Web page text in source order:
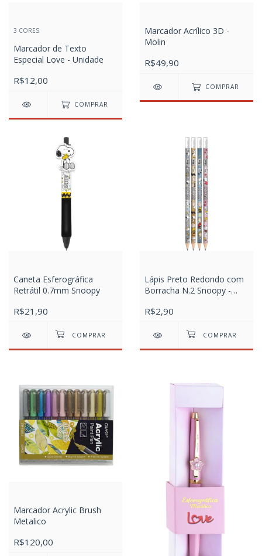
3 CORES
Marcador de Texto
Especial Love - Unidade
R$12,00
COMPRAR
Marcador Acrílico 3D -
Molin
R$49,90
COMPRAR
Caneta Esferográfica
Retrátil 0.7mm Snoopy
R$21,90
Lápis Preto Redondo com
Borracha N.2 Snoopy -
R$2,90
Marcador Acrylic Brush
Metalico
R$120,00